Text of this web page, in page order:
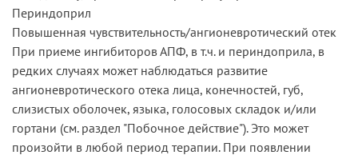
Периндоприл
Повышенная чувствительность/ангионевротический отек
При приеме ингибиторов АПФ, в т.ч. и периндоприла, в
редких случаях может наблюдаться развитие
ангионевротического отека лица, конечностей, губ,
слизистых оболочек, языка, голосовых складок и/или
гортани (см.­ раздел ­"Побочное действие"). Это может
произойти в любой период терапии. При появлении